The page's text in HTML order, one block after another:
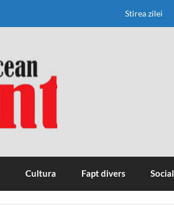
Stirea zilei
Cultura Fapt divers Social